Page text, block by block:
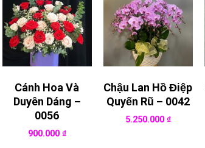
Cánh Hoa Và
Duyên Dáng –
0056
900.000 ₫
Chậu Lan Hồ Điệp
Quyến Rũ – 0042
5.250.000 ₫